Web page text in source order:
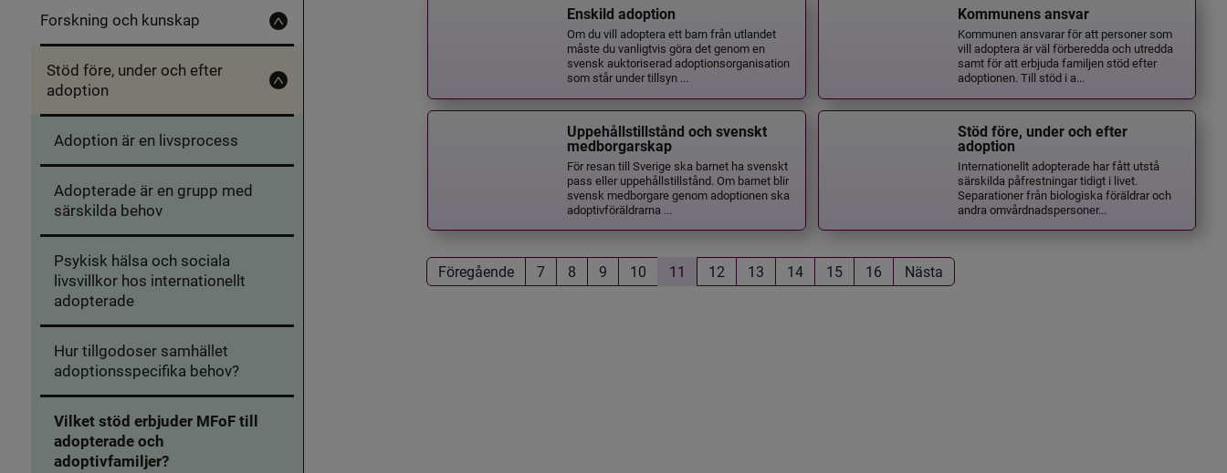
Enskild adoption
Om du vill adoptera ett barn från utlandet
måste du vanligtvis göra det genom en
svensk auktoriserad adoptionsorganisation
som står under tillsyn ...
Kommunens ansvar
Kommunen ansvarar för att personer som
vill adoptera är väl förberedda och utredda
samt för att erbjuda familjen stöd efter
adoptionen. Till stöd i a...
Uppehållstillstånd och svenskt
medborgarskap
För resan till Sverige ska barnet ha svenskt
pass eller uppehållstillstånd. Om barnet blir
svensk medborgare genom adoptionen ska
adoptivföräldrarna ...
Stöd före, under och efter
adoption
Internationellt adopterade har fått utstå
särskilda påfrestningar tidigt i livet.
Separationer från biologiska föräldrar och
andra omvårdnadspersoner...
Föregående 7 8 9 10 11 12 13 14 15 16 Nästa
Forskning och kunskap
Fäll
in
och
kunskap
Stöd före, under och efter
adoption
Fäll
Stöd
efter
Adoption är en livsprocess
Adopterade är en grupp med
särskilda behov
Psykisk hälsa och sociala
livsvillkor hos internationellt
adopterade
Hur tillgodoser samhället
adoptionsspecifika behov?
Vilket stöd erbjuder MFoF till
adopterade och
adoptivfamiljer?